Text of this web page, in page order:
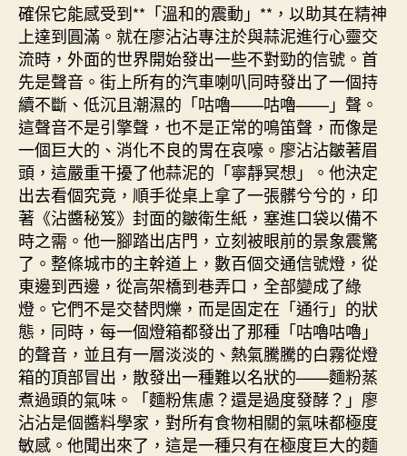
確保它能感受到**「溫和的震動」**，以助其在精神
上達到圓滿。就在廖沾沾專注於與蒜泥進行心靈交
流時，外面的世界開始發出一些不對勁的信號。首
先是聲音。街上所有的汽車喇叭同時發出了一個持
續不斷、低沉且潮濕的「咕嚕——咕嚕——」聲。
這聲音不是引擎聲，也不是正常的鳴笛聲，而像是
一個巨大的、消化不良的胃在哀嚎。廖沾沾皺著眉
頭，這嚴重干擾了他蒜泥的「寧靜冥想」。他決定
出去看個究竟，順手從桌上拿了一張髒兮兮的，印
著《沾醬秘笈》封面的皺衛生紙，塞進口袋以備不
時之需。他一腳踏出店門，立刻被眼前的景象震驚
了。整條城市的主幹道上，數百個交通信號燈，從
東邊到西邊，從高架橋到巷弄口，全部變成了綠
燈。它們不是交替閃爍，而是固定在「通行」的狀
態，同時，每一個燈箱都發出了那種「咕嚕咕嚕」
的聲音，並且有一層淡淡的、熱氣騰騰的白霧從燈
箱的頂部冒出，散發出一種難以名狀的——麵粉蒸
煮過頭的氣味。「麵粉焦慮？還是過度發酵？」廖
沾沾是個醬料學家，對所有食物相關的氣味都極度
敏感。他聞出來了，這是一種只有在極度巨大的麵